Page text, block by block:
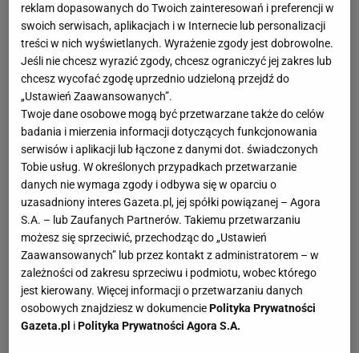
reklam dopasowanych do Twoich zainteresowań i preferencji w
swoich serwisach, aplikacjach i w Internecie lub personalizacji
treści w nich wyświetlanych. Wyrażenie zgody jest dobrowolne.
Jeśli nie chcesz wyrazić zgody, chcesz ograniczyć jej zakres lub
chcesz wycofać zgodę uprzednio udzieloną przejdź do
„Ustawień Zaawansowanych”.
Twoje dane osobowe mogą być przetwarzane także do celów
badania i mierzenia informacji dotyczących funkcjonowania
serwisów i aplikacji lub łączone z danymi dot. świadczonych
Tobie usług. W określonych przypadkach przetwarzanie
danych nie wymaga zgody i odbywa się w oparciu o
uzasadniony interes Gazeta.pl, jej spółki powiązanej – Agora
S.A. – lub Zaufanych Partnerów. Takiemu przetwarzaniu
możesz się sprzeciwić, przechodząc do „Ustawień
Zaawansowanych” lub przez kontakt z administratorem – w
zależności od zakresu sprzeciwu i podmiotu, wobec którego
jest kierowany. Więcej informacji o przetwarzaniu danych
osobowych znajdziesz w dokumenciePolityka Prywatności
Gazeta.pl iPolityka Prywatności Agora S.A.